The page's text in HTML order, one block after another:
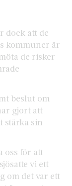
dock att de
kommuner är
de risker
beslut om
gjort att
stärka sin
oss för att
vi ett
om det var ett